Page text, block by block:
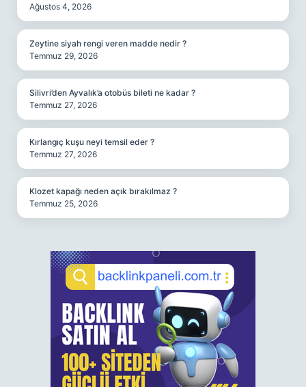
Ağustos 4, 2026
Zeytine siyah rengi veren madde nedir ?
Temmuz 29, 2026
Silivri’den Ayvalık’a otobüs bileti ne kadar ?
Temmuz 27, 2026
Kırlangıç kuşu neyi temsil eder ?
Temmuz 27, 2026
Klozet kapağı neden açık bırakılmaz ?
Temmuz 25, 2026